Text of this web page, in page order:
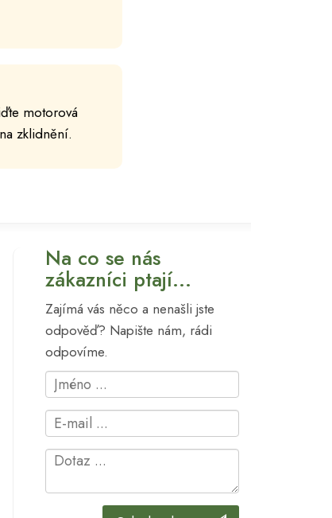
motorová
zklidnění.
Na co se nás
zákazníci ptají...
Zajímá vás něco a nenašli jste
odpověď? Napište nám, rádi
odpovíme.